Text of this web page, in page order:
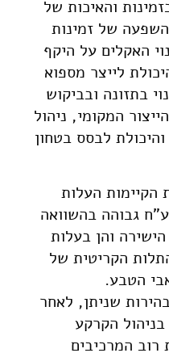
והאיכות של
בשנת 2050; ההשפעה של זמינות
האקלים על היקף
לייצר מספוא
בתזונה ובביקוש
המקומי, ניהול
לבסס בטחון
הקיימות העלות
גבוהה בהשוואה
והן בעלות
הקריטית של
הטבע.
שניתן, לאחר
בניהול הקרקע
המרכיבים